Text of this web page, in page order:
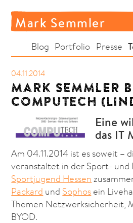
Mark Semmler
Blog Portfolio Presse
04.11.2014
MARK SEMMLER
COMPUTECH
Eine
das IT
Am 04.11.2014 ist es soweit –
veranstaltet in der Sport- und
Sportjugend Hessen
Packard und Sophos ein
Themen Netzwerksicherheit,
BYOD.